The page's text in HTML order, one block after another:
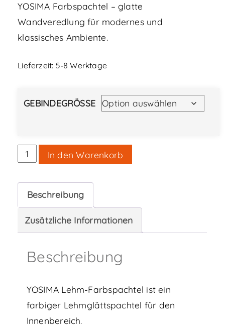
YOSIMA Farbspachtel – glatte
Wandveredlung für modernes und
klassisches Ambiente.
Lieferzeit: 5-8 Werktage
GEBINDEGRÖSSE
YOSIMA
Farbspachtel
Menge
In den Warenkorb
Beschreibung
Zusätzliche Informationen
Beschreibung
YOSIMA Lehm-Farbspachtel ist ein
farbiger Lehmglättspachtel für den
Innenbereich.